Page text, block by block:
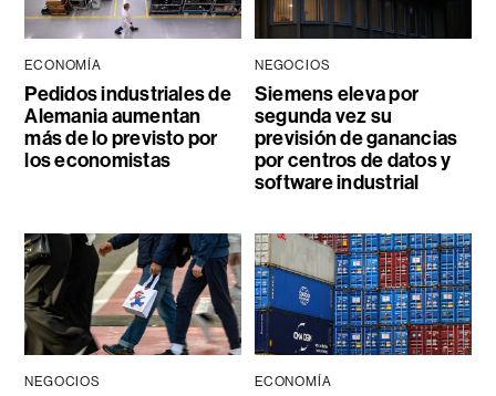
ECONOMÍA
Pedidos industriales de
Alemania aumentan
más de lo previsto por
los economistas
NEGOCIOS
Siemens eleva por
segunda vez su
previsión de ganancias
por centros de datos y
software industrial
NEGOCIOS ECONOMÍA